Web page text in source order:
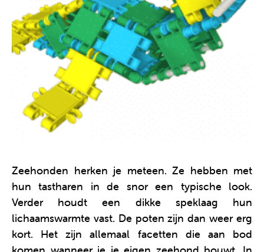
Zeehonden herken je meteen. Ze hebben met
hun tastharen in de snor een typische look.
Verder houdt een dikke speklaag hun
lichaamswarmte vast. De poten zijn dan weer erg
kort. Het zijn allemaal facetten die aan bod